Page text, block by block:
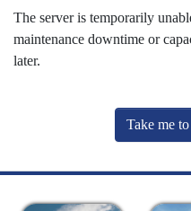
The server is temporarily
maintenance downtime or
later.
Take me